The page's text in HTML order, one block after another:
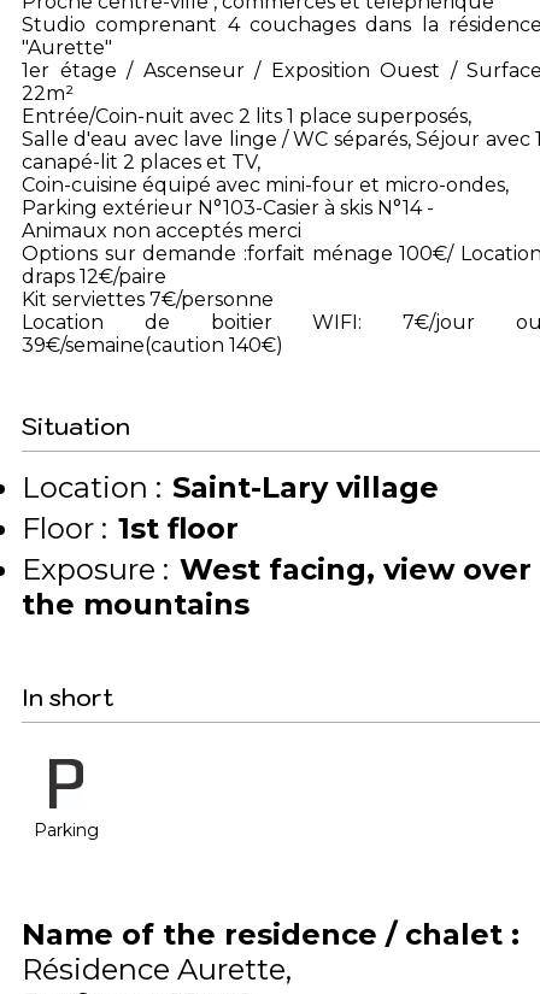
Studio comprenant 4 couchages dans la
"Aurette"
1er étage / Ascenseur / Exposition Ouest /
22m²
Entrée/Coin-nuit avec 2 lits 1 place superposés,
Salle d'eau avec lave linge / WC séparés, Séjour avec
canapé-lit 2 places et TV,
Coin-cuisine équipé avec mini-four et micro-ondes,
Parking extérieur N°103-Casier à skis N°14 -
Animaux non acceptés merci
Options sur demande :forfait ménage 100€/
draps 12€/paire
Kit serviettes 7€/personne
Location de boitier WIFI: 7€/jour
39€/semaine(caution 140€)
Situation
Location : Saint-Lary village
Floor : 1st floor
Exposure : West facing view over
the mountains
In short
Parking
Name of the residence / chalet :
Résidence Aurette